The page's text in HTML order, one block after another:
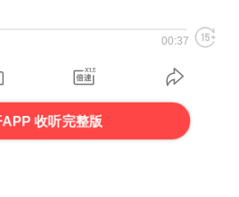
00:37
收听完整版